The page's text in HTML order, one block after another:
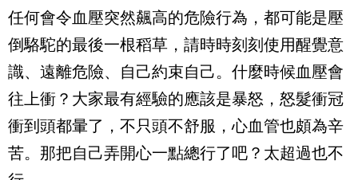
任何會令血壓突然飆高的危險行為，都可能是壓
倒駱駝的最後一根稻草，請時時刻刻使用醒覺意
識、遠離危險、自己約束自己。什麼時候血壓會
往上衝？大家最有經驗的應該是暴怒，怒髮衝冠
衝到頭都暈了，不只頭不舒服，心血管也頗為辛
苦。那把自己弄開心一點總行了吧？太超過也不